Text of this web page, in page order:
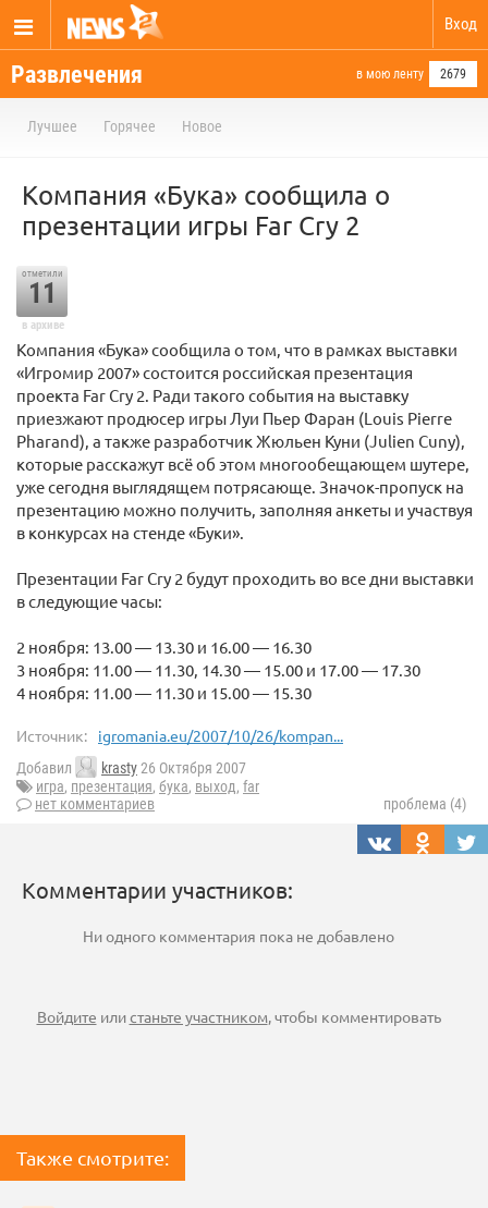
Вход
Развлечения в мою ленту 2679
Лучшее Горячее Новое
Компания «Бука» сообщила о
презентации игры Far Cry 2
отметили
11
в архиве
Компания «Бука» сообщила о том, что в рамках выставки
«Игромир 2007» состоится российская презентация
проекта Far Cry 2. Ради такого события на выставку
приезжают продюсер игры Луи Пьер Фаран (Louis Pierre
Pharand), а также разработчик Жюльен Куни (Julien Cuny),
которые расскажут всё об этом многообещающем шутере,
уже сегодня выглядящем потрясающе. Значок-пропуск на
презентацию можно получить, заполняя анкеты и участвуя
в конкурсах на стенде «Буки».
Презентации Far Cry 2 будут проходить во все дни выставки
в следующие часы:
2 ноября: 13.00 — 13.30 и 16.00 — 16.30
3 ноября: 11.00 — 11.30, 14.30 — 15.00 и 17.00 — 17.30
4 ноября: 11.00 — 11.30 и 15.00 — 15.30
Источник: igromania.eu/2007/10/26/kompan...
Добавил krasty26 Октября 2007
игра, презентация, бука, выход, far
нет комментариев
проблема (4)
Комментарии участников:
Ни одного комментария пока не добавлено
Войдите илистаньте участником, чтобы комментировать
Также смотрите: